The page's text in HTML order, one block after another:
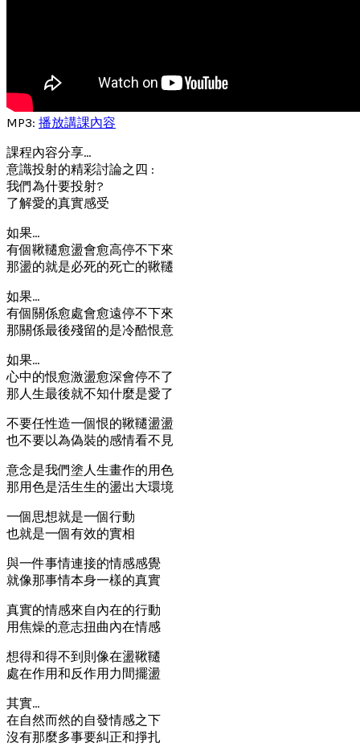
MP3: 播放講課內容
課程內容分享…
意識投射的精彩討論之四 :
我們為什要投射?
了解愛的真實感受
如果…
有個鞦韆愈盪會愈高停不下來
那盪的就是必死的死亡的鞦韆
如果…
有個關係愈處會愈遠停不下來
那關係最後殘留的是冷酷恨意
如果…
心中的恨愈激盪愈深會停不了
那人生最後就不知什麼是愛了
不要任性造一個恨的鞦韆盪盪
也不要以為偽裝的感情看不見
意念是我們塗人生畫作的用色
那用色是活生生的盪出大環境
一個思想就是一個行動
也就是一個有效的實相
與一件事情連接的情感感覺
就像那事情本身一樣的真實
真實的情感來自內在的行動
用焦燥的意志扭曲內在情感
想得和得不到則像在盪鞦韆
處在作用和反作用力間擺盪
其實…
在自然而然的自發情感之下
沒有那麼多事要糾正和掙扎